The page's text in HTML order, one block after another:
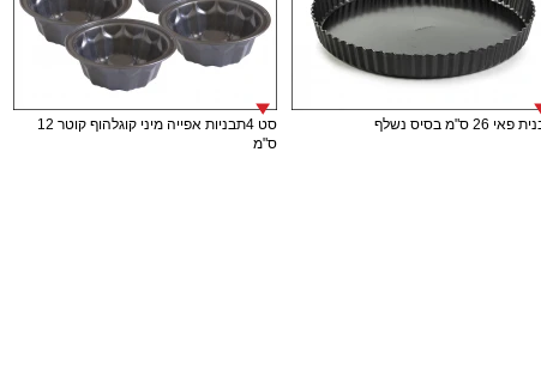
26 ס"מ בסיס נשלף
סט 4תבניות אפייה מיני קוגלהוף קוטר 12
ס"מ